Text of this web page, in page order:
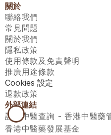
關於
聯絡我們
常見問題
關於我們
隱私政策
使用條款及免責聲明
推廣用途條款
Cookies 設定
退款政策
外部連結
註冊中醫查詢 - 香港中醫藥
香港中醫藥發展基金